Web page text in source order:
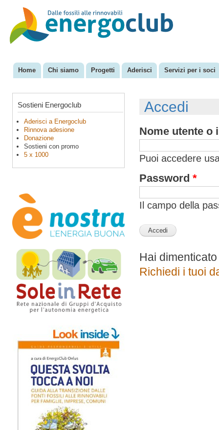
EnergoClub
per la
riconversione
del sistema
Menu principale
Home Chi siamo Progetti Aderisci Servizi per i soci
Sostieni Energoclub
Aderisci a Energoclub
Rinnova adesione
Donazione
Sostieni con promo
5 x 1000
Accedi
Nome utente
Puoi accedere
Password *
Il campo della
Hai
Richiedi i tuoi